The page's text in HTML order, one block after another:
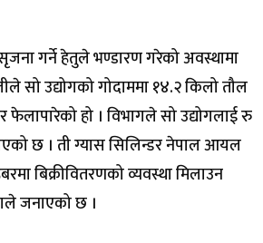
गर्ने हेतुले भण्डारण गरेको अवस्थामा
सो उद्योगको गोदाममा १४.२ किलो तौल
फेलापारेको हो । विभागले सो उद्योगलाई रु
छ । ती ग्यास सिलिन्डर नेपाल आयल
बिक्रीवितरणको व्यवस्था मिलाउन
जनाएको छ ।